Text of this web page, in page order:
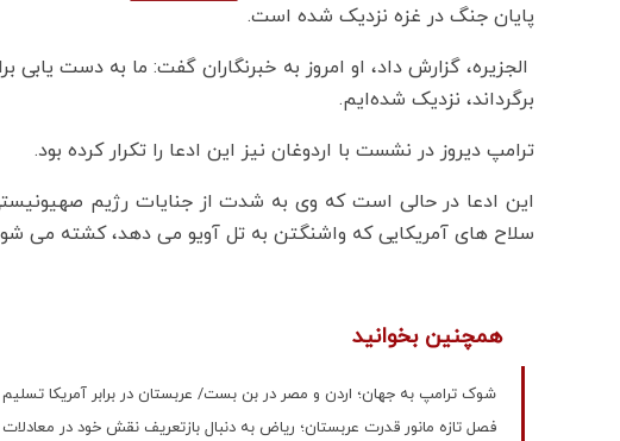
پایان جنگ در غزه نزدیک شده است.
الجزیره، گزارش داد، او امروز به خبرنگاران گفت: ما به دست
برگرداند، نزدیک شده‌ایم.
ترامپ دیروز در نشست با اردوغان نیز این ادعا را تکرار کرده بود.
این ادعا در حالی است که وی به شدت از جنایات رژیم
سلاح های آمریکایی که واشنگتن به تل آویو می دهد، کشته می
همچنین بخوانید
شوک ترامپ به جهان؛ اردن و مصر در بن بست/ عربستان در برابر آمریکا
فصل تازه مانور قدرت عربستان؛ ریاض به دنبال بازتعریف نقش خود در